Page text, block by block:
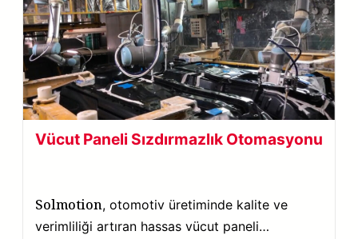
Vücut Paneli Sızdırmazlık Otomasyonu
Solmotion, otomotiv üretiminde kalite ve
verimliliği artıran hassas vücut paneli